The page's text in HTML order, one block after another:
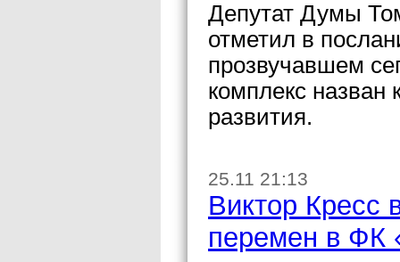
Депутат Думы
отметил в
прозвучавшем
комплекс
развития.
25.11 21:13
Виктор Кресс
перемен в ФК